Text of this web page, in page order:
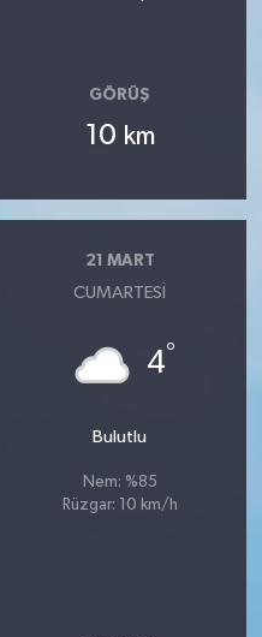
GÖRÜŞ
10 km
21 MART
CUMARTESI
4°
Bulutlu
Nem: %85
Rüzgar: 10 km/h